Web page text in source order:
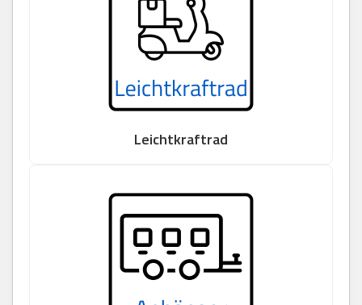
Leichtkraftrad